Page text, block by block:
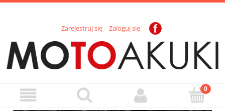
Zarejestruj się Zaloguj się